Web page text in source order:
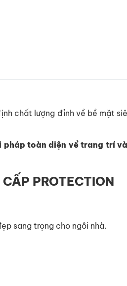
chất lượng đỉnh về bề mặt
toàn diện về trang trí
PROTECTION
sang trọng cho ngôi nhà.